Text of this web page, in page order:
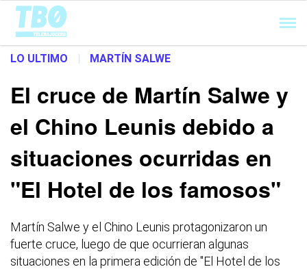
Cargando...
LO ULTIMO | MARTÍN SALWE
El cruce de Martín Salwe y
el Chino Leunis debido a
situaciones ocurridas en
"El Hotel de los famosos"
Martín Salwe y el Chino Leunis protagonizaron un
fuerte cruce, luego de que ocurrieran algunas
situaciones en la primera edición de "El Hotel de los